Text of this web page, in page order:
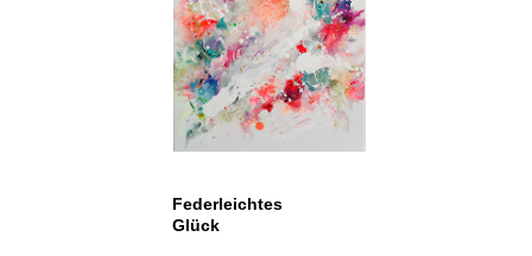
Federleichtes
Glück